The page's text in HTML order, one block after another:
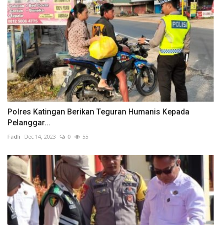
Polres Katingan Berikan Teguran Humanis Kepada
Pelanggar...
Fadli Dec 14, 2023 0 55